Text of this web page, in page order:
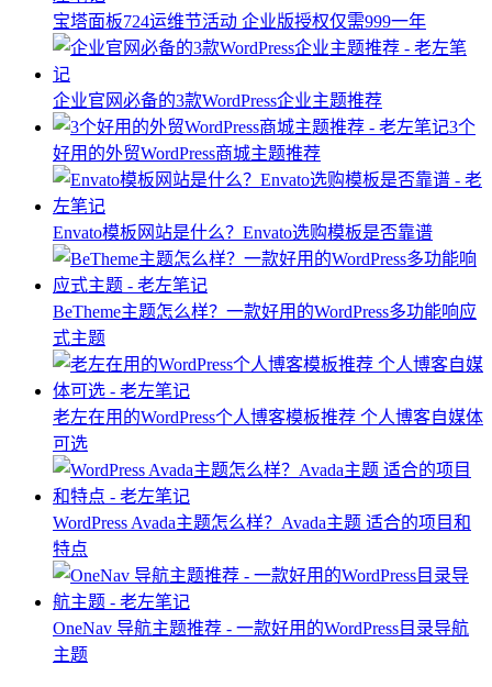
宝塔面板724运维节活动 企业版授权仅需999一年
企业官网必备的3款WordPress企业主题推荐
3个
好用的外贸WordPress商城主题推荐
Envato模板网站是什么？Envato选购模板是否靠谱
BeTheme主题怎么样？一款好用的WordPress多功能响应
式主题
老左在用的WordPress个人博客模板推荐 个人博客自媒体
可选
WordPress Avada主题怎么样？Avada主题 适合的项目和
特点
OneNav 导航主题推荐 - 一款好用的WordPress目录导航
主题